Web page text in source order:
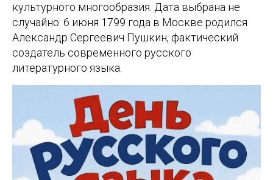
культурного многообразия. Дата выбрана не
случайно: 6 июня 1799 года в Москве родился
Александр Сергеевич Пушкин, фактический
создатель современного русского
литературного языка.